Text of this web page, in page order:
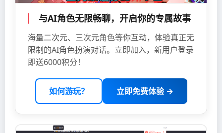
与AI角色无限畅聊，开启你的专属故事
海量二次元、三次元角色等你互动，体验真正无
限制的AI角色扮演对话。立即加入，新用户登录
即送6000积分！
如何游玩？ 立即免费体验 →